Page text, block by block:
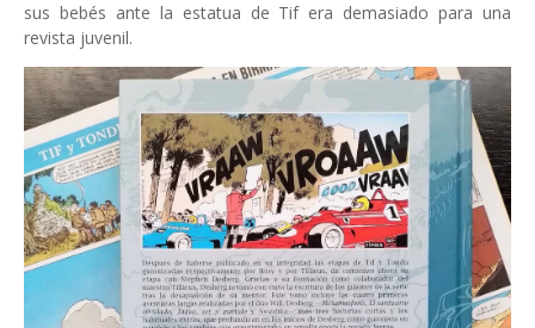
sus bebés ante la estatua de Tif era demasiado para una
revista juvenil.